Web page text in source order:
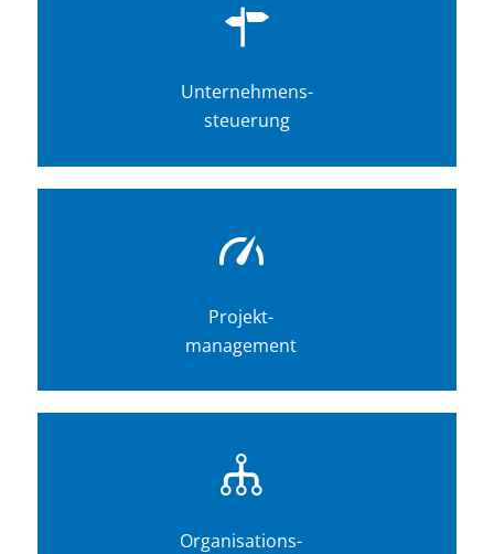
Unternehmens-
steuerung
Projekt-
management
Organisations-